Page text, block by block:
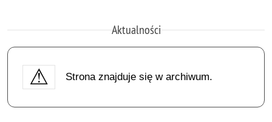
Aktualności
Strona znajduje się w archiwum.